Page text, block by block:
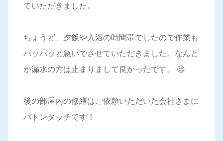
ていただきました。
ちょうど、夕飯や入浴の時間帯でしたので作業も
パッパッと急いでさせていただきました。なんと
か漏水の方は止まりまして良かったです。 😌
後の部屋内の修繕はご依頼いただいた会社さまに
バトンタッチです！